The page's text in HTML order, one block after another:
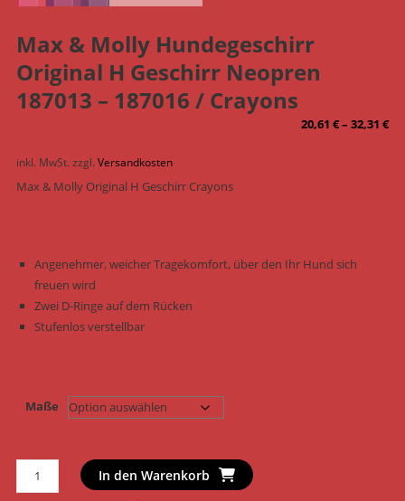
Max & Molly Hundegeschirr
Original H Geschirr Neopren
187013 – 187016 / Crayons
20,61€–32,31€
inkl. MwSt. zzgl. Versandkosten
Max & Molly Original H Geschirr Crayons
Angenehmer, weicher Tragekomfort, über den Ihr Hund sich
freuen wird
Zwei D-Ringe auf dem Rücken
Stufenlos verstellbar
Maße
Max
&
In den Warenkorb